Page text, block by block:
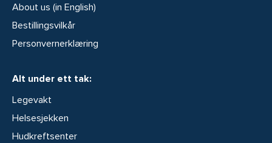
About us (in English)
Bestillingsvilkår
Personvernerklæring
Alt under ett tak:
Legevakt
Helsesjekken
Hudkreftsenter